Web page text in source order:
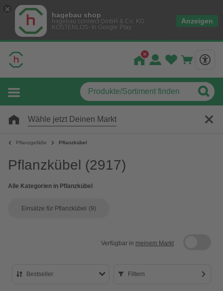
hagebau shop
hagebau connect GmbH & Co. KG
KOSTENLOS- In Google Play
Anzeigen
Wähle jetzt Deinen Markt
Pflanzgefäße Pflanzkübel
Pflanzkübel (2917)
Alle Kategorien in Pflanzkübel
Einsätze für Pflanzkübel (9)
Verfügbar in meinem Markt
Bestseller Filtern